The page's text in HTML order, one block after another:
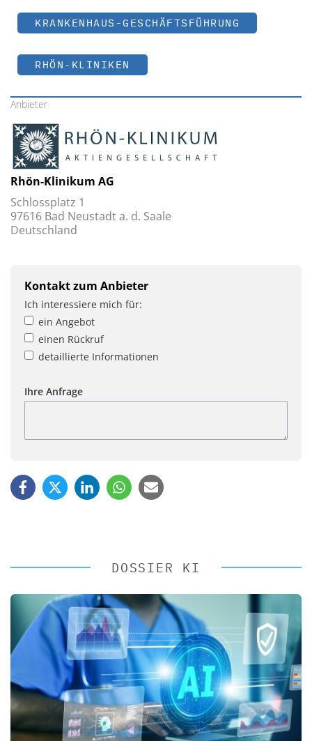
KRANKENHAUS-GESCHÄFTSFÜHRUNG
RHÖN-KLINIKEN
Anbieter
Rhön-Klinikum AG
Schlossplatz 1
97616 Bad Neustadt a. d. Saale
Deutschland
Kontakt zum Anbieter
Ich interessiere mich für:
ein Angebot
einen Rückruf
detaillierte Informationen
Ihre Anfrage
DOSSIER KI